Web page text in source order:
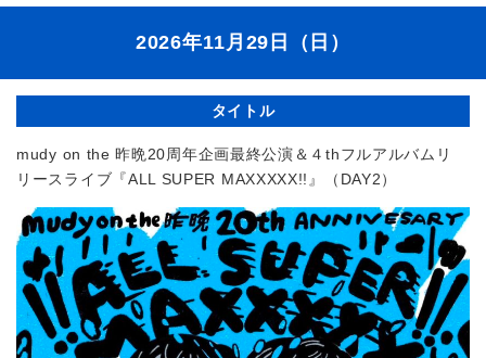
2026年11月29日（日）
タイトル
mudy on the 昨晩20周年企画最終公演＆４thフルアルバムリ
リースライブ『ALL SUPER MAXXXXX!!』（DAY2）